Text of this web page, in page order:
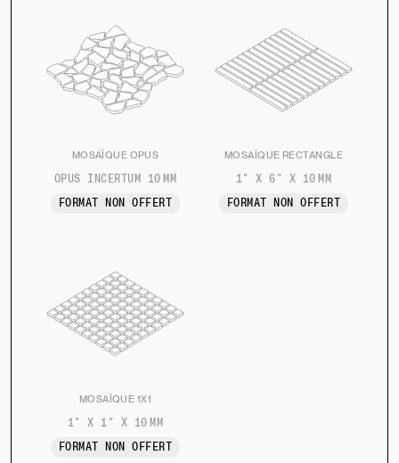
MOSAÏQUE OPUS
OPUS INCERTUM 10 MM
FORMAT NON OFFERT
MOSAÏQUE RECTANGLE
1" X 6" X 10 MM
FORMAT NON OFFERT
MOSAÏQUE 1X1
1" X 1" X 10 MM
FORMAT NON OFFERT